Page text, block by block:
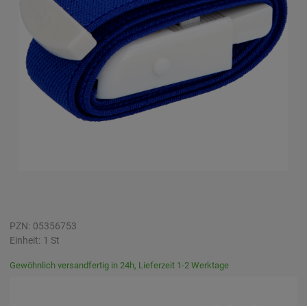
PZN: 05356753
Einheit: 1 St
Gewöhnlich versandfertig in 24h, Lieferzeit 1-2 Werktage